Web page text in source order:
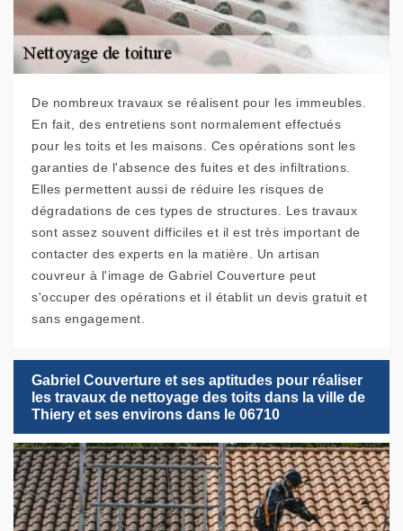
De nombreux travaux se réalisent pour les immeubles.
En fait, des entretiens sont normalement effectués
pour les toits et les maisons. Ces opérations sont les
garanties de l'absence des fuites et des infiltrations.
Elles permettent aussi de réduire les risques de
dégradations de ces types de structures. Les travaux
sont assez souvent difficiles et il est très important de
contacter des experts en la matière. Un artisan
couvreur à l'image de Gabriel Couverture peut
s'occuper des opérations et il établit un devis gratuit et
sans engagement.
Gabriel Couverture et ses aptitudes pour réaliser
les travaux de nettoyage des toits dans la ville de
Thiery et ses environs dans le 06710